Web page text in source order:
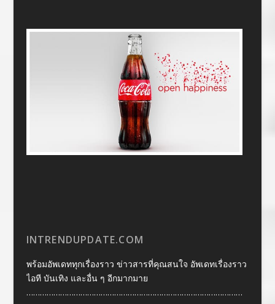
INTRENDUPDATE.COM
พร้อมอัพเดททุกเรื่องราว ข่าวสารที่คุณสนใจ อัพเดทเรื่องราว
ไอที บันเทิง และอื่น ๆ อีกมากมาย
……………………………………………………………………………………